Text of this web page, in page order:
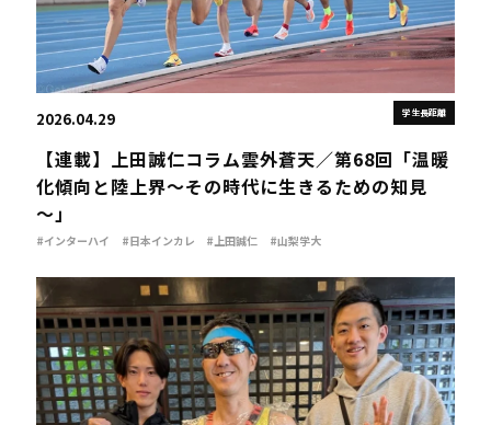
学生長距離
2026.04.29
【連載】上田誠仁コラム雲外蒼天／第68回「温暖
化傾向と陸上界～その時代に生きるための知見
～」
#インターハイ #日本インカレ #上田誠仁 #山梨学大